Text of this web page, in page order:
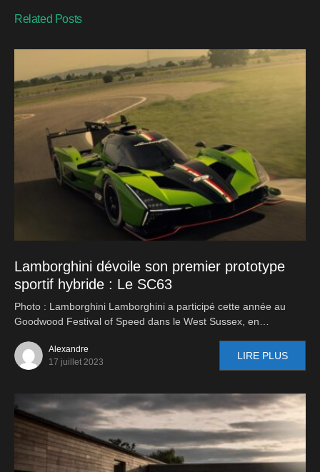
Related Posts
Lamborghini dévoile son premier prototype
sportif hybride : Le SC63
Photo : Lamborghini Lamborghini a participé cette année au
Goodwood Festival of Speed dans le West Sussex, en…
Alexandre
17 juillet 2023
LIRE PLUS